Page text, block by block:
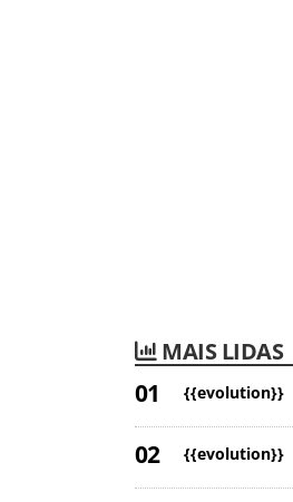
MAIS LIDAS
{{evolution}}
{{evolution}}